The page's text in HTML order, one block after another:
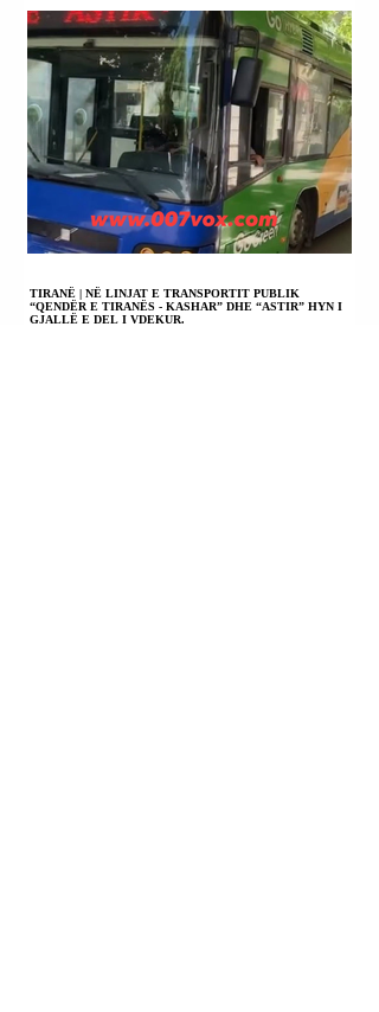
TIRANË | NË LINJAT E TRANSPORTIT PUBLIK
“QENDËR E TIRANËS - KASHAR” DHE “ASTIR” HYN I
GJALLË E DEL I VDEKUR.